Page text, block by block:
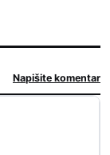
Napišite komentar